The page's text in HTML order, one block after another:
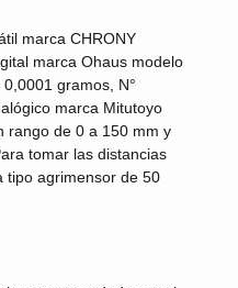
marca CHRONY
marca Ohaus modelo
gramos, N°
marca Mitutoyo
rango de 0 a 150 mm y
tomar las distancias
tipo agrimensor de 50